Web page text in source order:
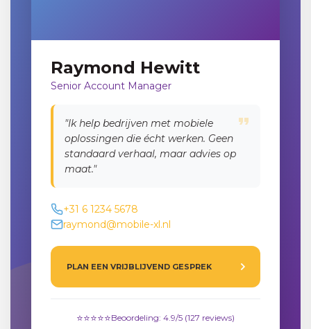
Raymond Hewitt
Senior Account Manager
"Ik help bedrijven met mobiele
oplossingen die écht werken. Geen
standaard verhaal, maar advies op
maat."
+31 6 1234 5678
raymond@mobile-xl.nl
PLAN EEN VRIJBLIJVEND GESPREK
⭐⭐⭐⭐⭐Beoordeling: 4.9/5 (127 reviews)